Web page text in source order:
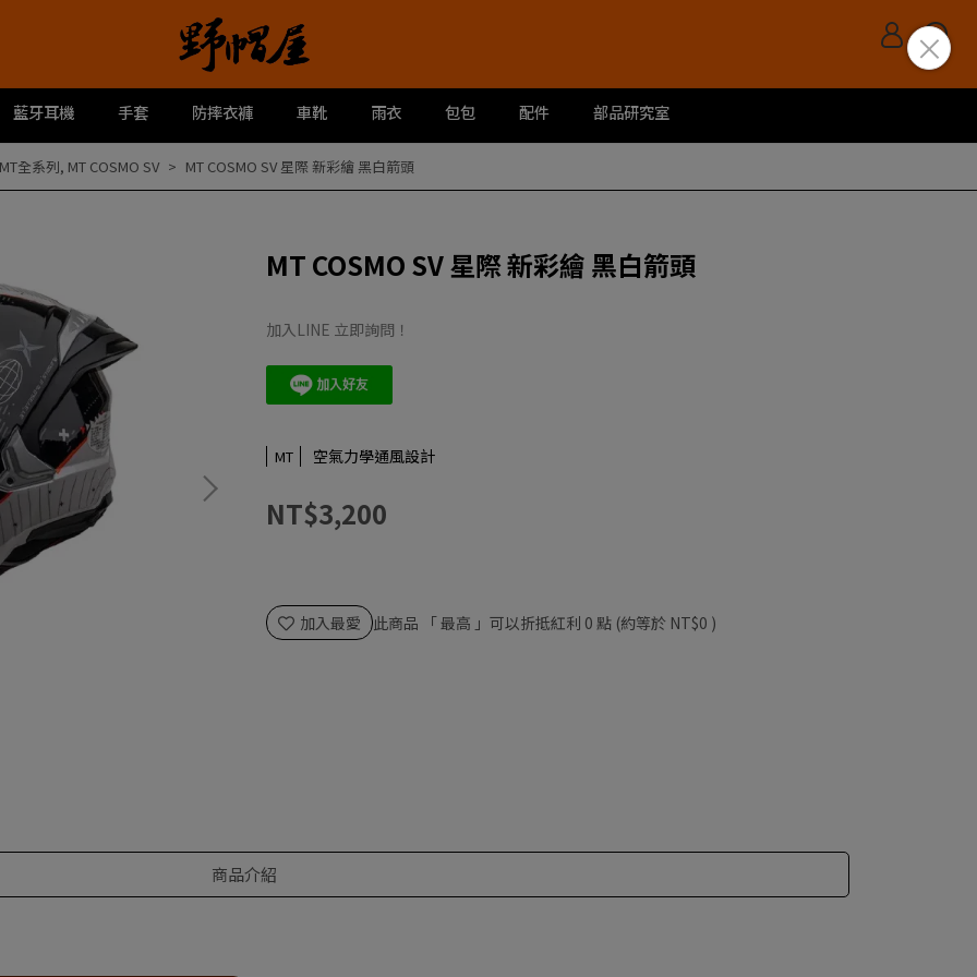
藍牙耳機 手套 防摔衣褲 車靴 雨衣 包包 配件 部品研究室
全系列, MT COSMO SV MT COSMO SV 星際 新彩繪 黑白箭頭
MT COSMO SV 星際 新彩繪 黑白箭頭
加入LINE 立即詢問！
MT 空氣力學通風設計
NT$3,200
加入最愛 此商品 「 最高 」可以折抵紅利 0 點 (約等於 NT$0 )
商品介紹